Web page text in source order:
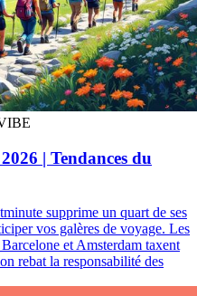
| Tendances du
supprime un quart de ses
vos galères de voyage. Les
et Amsterdam taxent
rebat la responsabilité des